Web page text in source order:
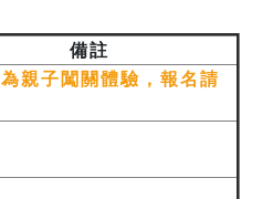
備註
親子闖關體驗，報名請